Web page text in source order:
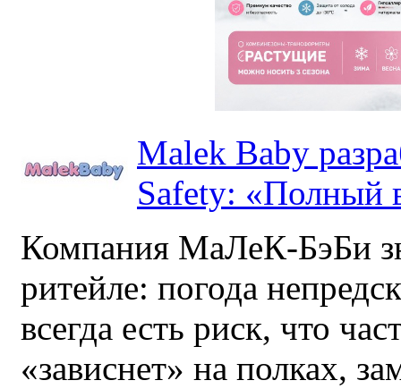
Malek Baby
Safety: «Полный
Компания МаЛеК-БэБи
ритейле: погода
всегда есть риск, что
«зависнет» на полках,